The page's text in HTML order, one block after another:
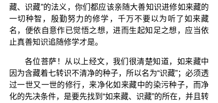
藏、识藏”的法义，你们都应该亲随大善知识进修如来藏的
一切种智，殷勤努力的修学，千万不要以为听了如来藏
名，便依自意作已觉悟之想，进而生起知足之想，应当依
止真善知识追随修学才是。
各位菩萨！从以上经文，我们很清楚知道，如来藏中
因为含藏着七转识不清净的种子，所以名为“识藏”；必须透
过一世又一世的修行，来净化如来藏中的染污种子，而净
化的先决条件，是要先找到“如来藏、识藏”的所在，并且转